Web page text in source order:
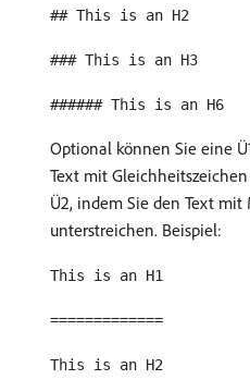
## This is an H2
### This is an H3
###### This is an H6
Optional können Sie eine
Text mit
Ü2, indem Sie den Text mit
unterstreichen. Beispiel:
This is an H1
=============
This is an H2